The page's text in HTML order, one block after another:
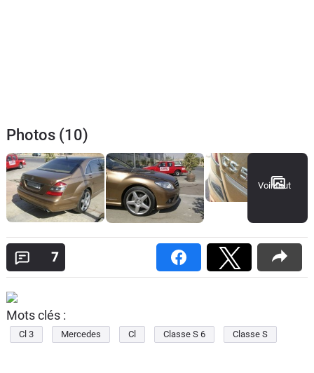
Photos (10)
Voir tout
7
Mots clés :
Cl 3 Mercedes Cl Classe S 6 Classe S